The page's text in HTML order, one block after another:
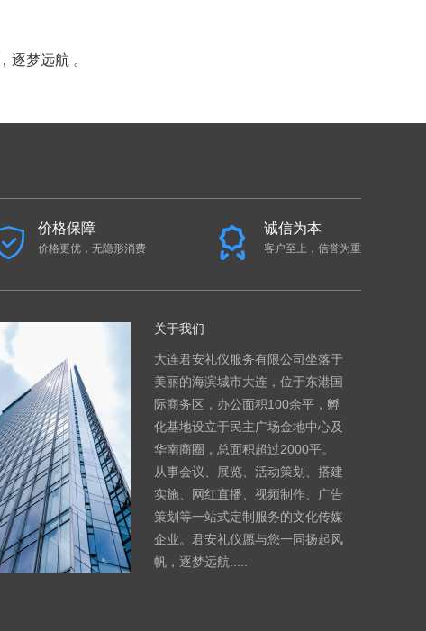
梦远航 。
价格保障
价格更优，无隐形消费
诚信为本
客户至上，信誉为重
关于我们
大连君安礼仪服务有限公司坐落于
美丽的海滨城市大连，位于东港国
际商务区，办公面积100余平，孵
化基地设立于民主广场金地中心及
华南商圈，总面积超过2000平。
从事会议、展览、活动策划、搭建
实施、网红直播、视频制作、广告
策划等一站式定制服务的文化传媒
企业。君安礼仪愿与您一同扬起风
帆，逐梦远航.....